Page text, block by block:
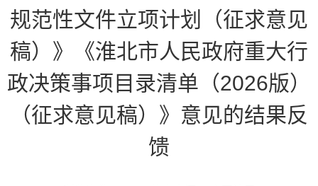
规范性文件立项计划（征求意见
稿）》《淮北市人民政府重大行
政决策事项目录清单（2026版）
（征求意见稿）》意见的结果反
馈